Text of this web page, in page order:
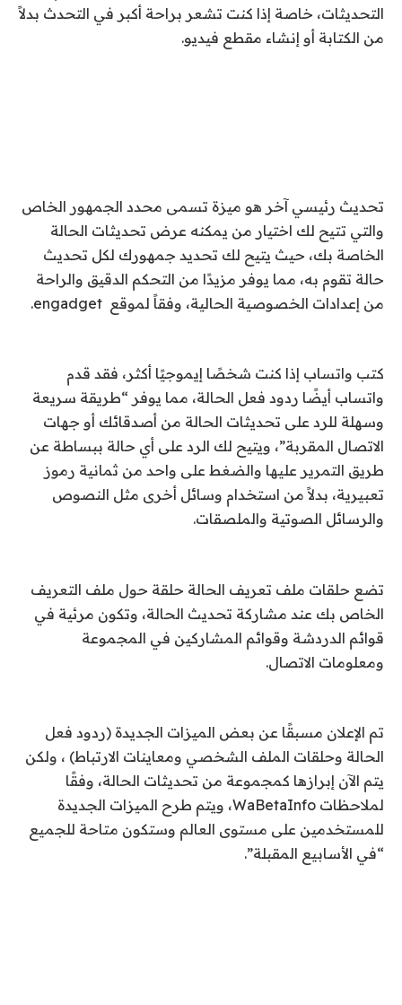
التحديثات، خاصة إذا كنت تشعر براحة أكبر في التحدث بدلاً
من الكتابة أو إنشاء مقطع فيديو.
تحديث رئيسي آخر هو ميزة تسمى محدد الجمهور الخاص
والتي تتيح لك اختيار من يمكنه عرض تحديثات الحالة
الخاصة بك، حيث يتيح لك تحديد جمهورك لكل تحديث
حالة تقوم به، مما يوفر مزيدًا من التحكم الدقيق والراحة
من إعدادات الخصوصية الحالية، وفقاً لموقع engadget
.
كتب واتساب إذا كنت شخصًا إيموجيًا أكثر، فقد قدم
واتساب أيضًا ردود فعل الحالة، مما يوفر “طريقة سريعة
وسهلة للرد على تحديثات الحالة من أصدقائك أو جهات
الاتصال المقربة”، ويتيح لك الرد على أي حالة ببساطة عن
طريق التمرير عليها والضغط على واحد من ثمانية رموز
تعبيرية، بدلاً من استخدام وسائل أخرى مثل النصوص
والرسائل الصوتية والملصقات.
تضع حلقات ملف تعريف الحالة حلقة حول ملف التعريف
الخاص بك عند مشاركة تحديث الحالة، وتكون مرئية في
قوائم الدردشة وقوائم المشاركين في المجموعة
ومعلومات الاتصال.
تم الإعلان مسبقًا عن بعض الميزات الجديدة (ردود فعل
الحالة وحلقات الملف الشخصي ومعاينات الارتباط) ، ولكن
يتم الآن إبرازها كمجموعة من تحديثات الحالة، وفقًا
لملاحظات WaBetaInfo، ويتم طرح الميزات الجديدة
للمستخدمين على مستوى العالم وستكون متاحة للجميع
“في الأسابيع المقبلة”.